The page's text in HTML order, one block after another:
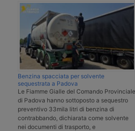
Benzina spacciata per solvente
sequestrata a Padova
Le Fiamme Gialle del Comando Provinciale
di Padova hanno sottoposto a sequestro
preventivo 33mila litri di benzina di
contrabbando, dichiarata come solvente
nei documenti di trasporto, e